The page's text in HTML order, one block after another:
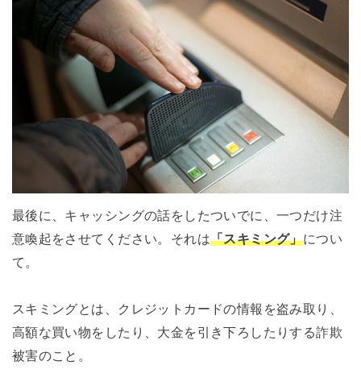
最後に、キャッシングの話をしたついでに、一つだけ注
意喚起をさせてください。それは「スキミング」につい
て。
スキミングとは、クレジットカードの情報を盗み取り、
高額な買い物をしたり、大金を引き下ろしたりする詐欺
被害のこと。